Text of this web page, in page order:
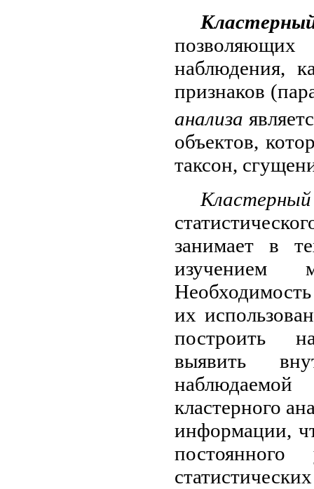
наблюдения,
признаков
анализа
объектов,
таксон,
занимает в
изучением
их
построить
выявить
кластерного
информации,